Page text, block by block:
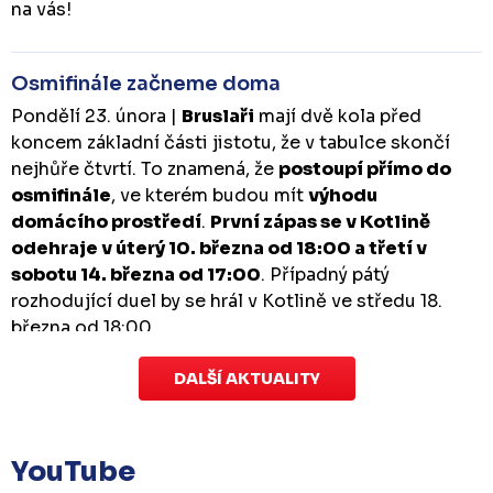
na vás!
Osmifinále začneme doma
Pondělí 23. února | Bruslaři mají dvě kola před
koncem základní části jistotu, že v tabulce skončí
nejhůře čtvrtí. To znamená, že postoupí přímo do
osmifinále, ve kterém budou mítvýhodu
domácího prostředí. První zápas se v Kotlině
odehraje v úterý 10. března od 18:00 a třetí v
sobotu 14. března od 17:00. Případný pátý
rozhodující duel by se hrál v Kotlině ve středu 18.
března od 18:00.
Zápas dorostu je odložen
které se mělo odehrát v pátek 30. ledna ve 14:15,
odloženo!Odehraje se v náhradním termínu, o
DALŠÍ AKTUALITY
YouTube